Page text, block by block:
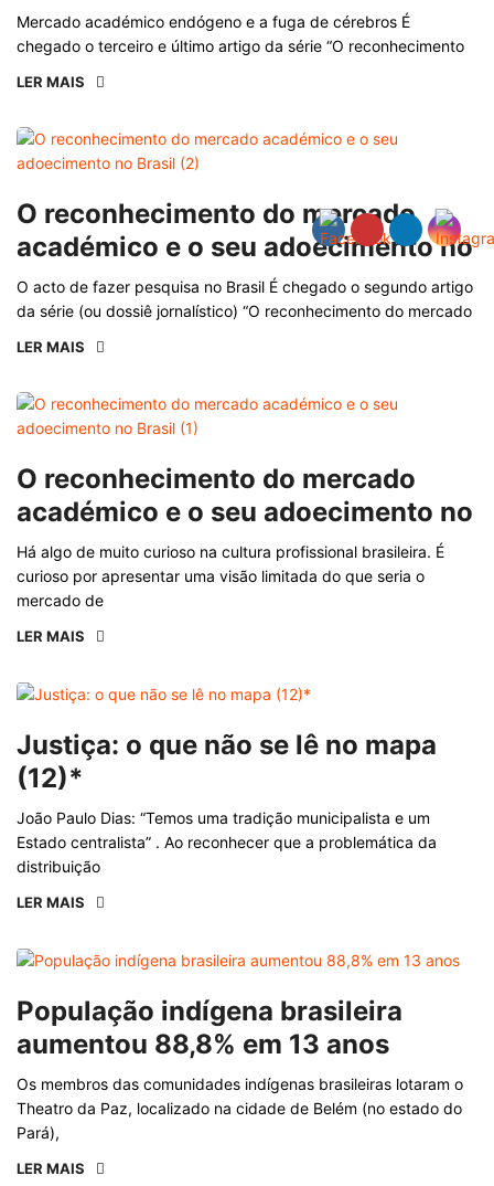
Mercado académico endógeno e a fuga de cérebros É
chegado o terceiro e último artigo da série “O reconhecimento
LER MAIS
O reconhecimento do mercado
académico e o seu adoecimento no
O acto de fazer pesquisa no Brasil É chegado o segundo artigo
da série (ou dossiê jornalístico) “O reconhecimento do mercado
LER MAIS
O reconhecimento do mercado
académico e o seu adoecimento no
Há algo de muito curioso na cultura profissional brasileira. É
curioso por apresentar uma visão limitada do que seria o
mercado de
LER MAIS
Justiça: o que não se lê no mapa
(12)*
João Paulo Dias: “Temos uma tradição municipalista e um
Estado centralista” . Ao reconhecer que a problemática da
distribuição
LER MAIS
População indígena brasileira
aumentou 88,8% em 13 anos
Os membros das comunidades indígenas brasileiras lotaram o
Theatro da Paz, localizado na cidade de Belém (no estado do
Pará),
LER MAIS